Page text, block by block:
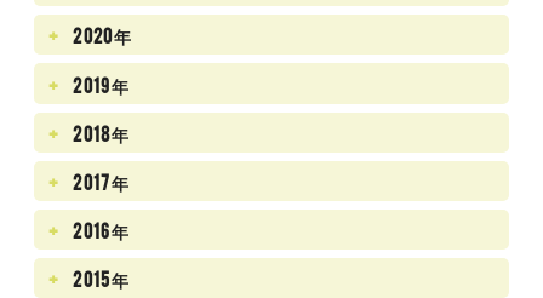
2020年
2019年
2018年
2017年
2016年
2015年